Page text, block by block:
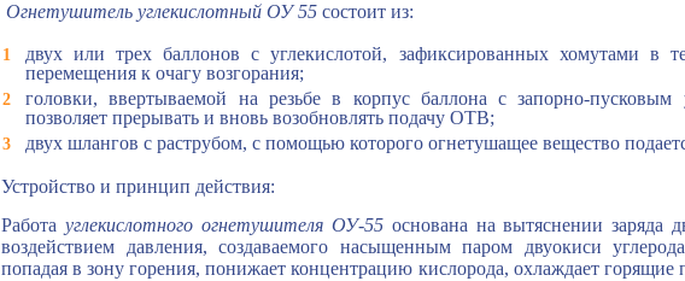
Огнетушитель углекислотный ОУ 55 состоит из:
двух или трех баллонов с углекислотой, зафиксированных хомутами в
перемещения к очагу возгорания;
головки, ввертываемой на резьбе в корпус баллона с запорно-пусковым
позволяет прерывать и вновь возобновлять подачу ОТВ;
двух шлангов с раструбом, с помощью которого огнетушащее вещество
Устройство и принцип действия:
Работа углекислотного огнетушителя ОУ-55основана на вытяснении заряда
воздействием давления, создаваемого насыщенным паром двуокиси
попадая в зону горения, понижает концентрацию кислорода, охлаждает горящие